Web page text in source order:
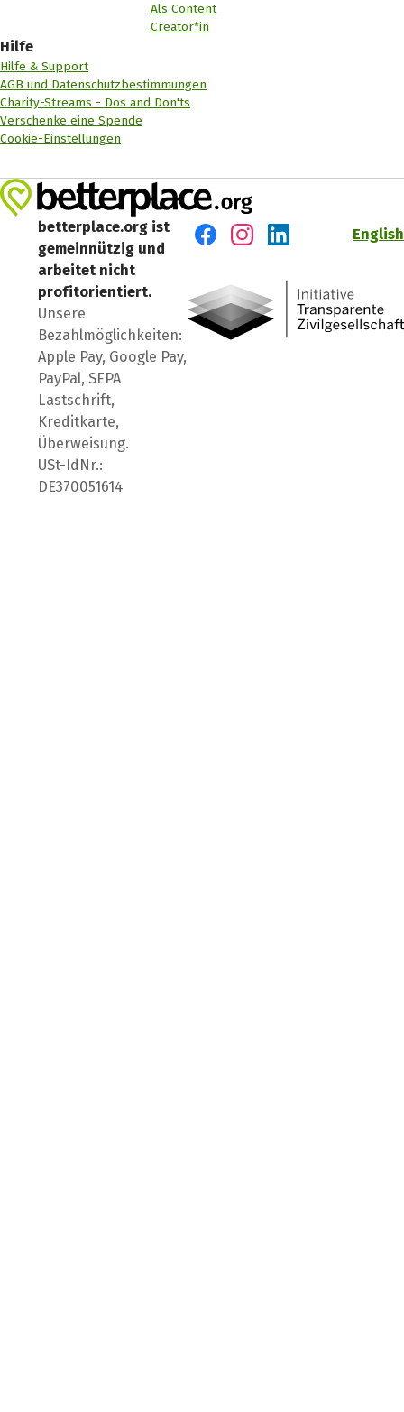
Als Content
Creator*in
Hilfe
Hilfe & Support
AGB und Datenschutzbestimmungen
Charity-Streams - Dos and Don'ts
Verschenke eine Spende
Cookie-Einstellungen
betterplace.org ist
gemeinnützig und
arbeitet nicht
profitorientiert.
Unsere
Bezahlmöglichkeiten:
Apple Pay, Google Pay,
PayPal, SEPA
Lastschrift,
Kreditkarte,
Überweisung.
USt-IdNr.:
DE370051614
English